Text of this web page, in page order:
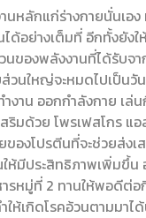
นหลักแก่ร่างกายนั่นเอง
ได้อย่างเต็มที่ อีกทั้งยัง
นของพลังงานที่ได้รับจา
ส่วนใหญ่จะหมดไปเป็นวั
งาน ออกกำลังกาย เล่
ริมด้วย โพรเฟสโกร แ
องโปรตีนที่จะช่วยส่งเ
ห้มีประสิทธิภาพเพิ่มขึ้น
รหมู่ที่ 2 ทานให้พอดีต่อ
ให้เกิดโรคอ้วนตามมาได้